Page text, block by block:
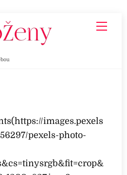
images.pexels
pexels-photo-